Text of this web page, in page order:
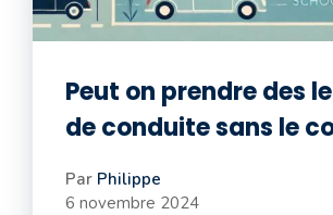
Peut on prendre des
de conduite sans le
Par Philippe
6 novembre 2024